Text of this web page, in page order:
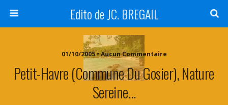
Edito de JC. BREGAIL
01/10/2005 • Aucun Commentaire
Petit-Havre (Commune Du Gosier), Nature
Sereine…